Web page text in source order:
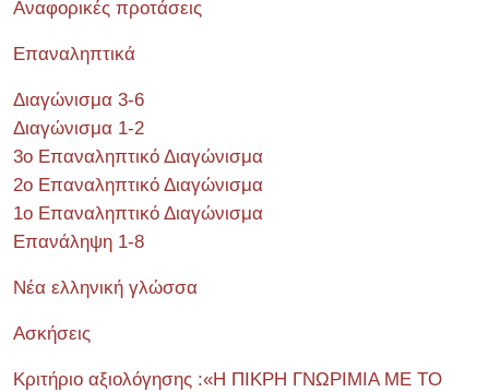
Αναφορικές προτάσεις
Επαναληπτικά
Διαγώνισμα 3-6
Διαγώνισμα 1-2
3ο Επαναληπτικό Διαγώνισμα
2ο Επαναληπτικό Διαγώνισμα
1ο Επαναληπτικό Διαγώνισμα
Επανάληψη 1-8
Νέα ελληνική γλώσσα
Ασκήσεις
Κριτήριο αξιολόγησης :«Η ΠΙΚΡΗ ΓΝΩΡΙΜΙΑ ΜΕ ΤΟ